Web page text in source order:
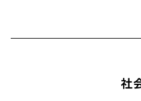
社